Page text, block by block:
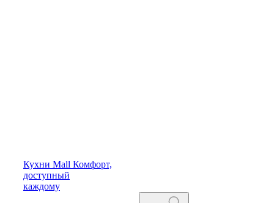
Кухни Mall Комфорт,
доступный
каждому